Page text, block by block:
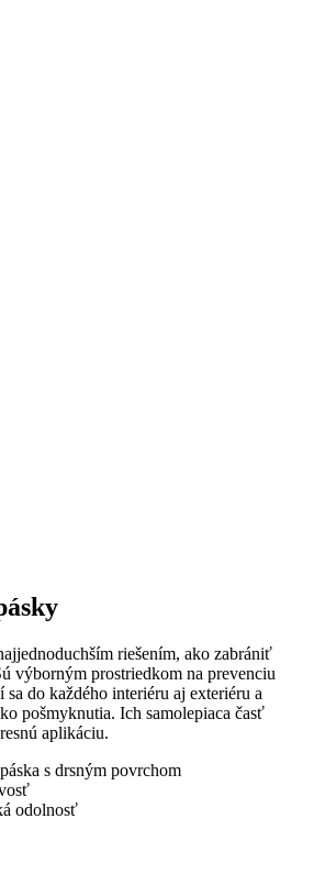
riešením, ako zabrániť
výborným prostriedkom na prevenciu
do každého interiéru aj exteriéru a
pošmyknutia. Ich samolepiaca časť
aplikáciu.
s drsným povrchom
odolnosť